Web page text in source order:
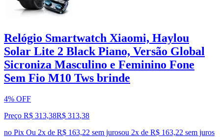
Relógio Smartwatch Xiaomi, Haylou
Solar Lite 2 Black Piano, Versão Global
Sicroniza Masculino e Feminino Fone
Sem Fio M10 Tws brinde
4% OFF
Preço R$ 313,38R$ 313,38
no Pix Ou 2x de R$ 163,22 sem jurosou 2x de R$ 163,22 sem juros